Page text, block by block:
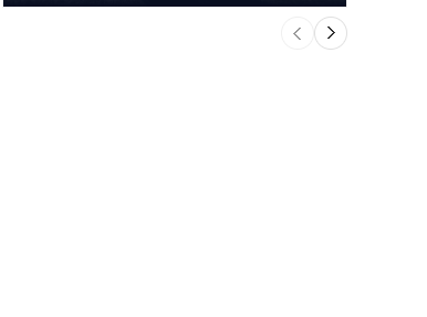
下
一
个